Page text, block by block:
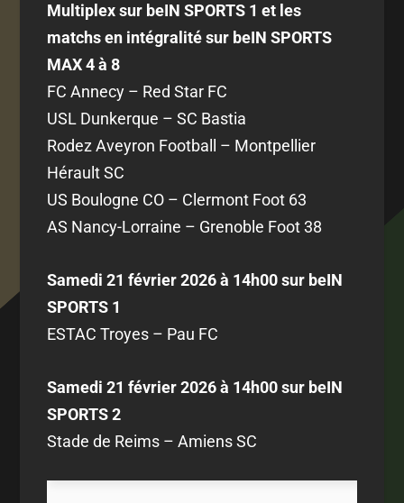
Multiplex sur beIN SPORTS 1 et les
matchs en intégralité sur beIN SPORTS
MAX 4 à 8
FC Annecy – Red Star FC
USL Dunkerque – SC Bastia
Rodez Aveyron Football – Montpellier
Hérault SC
US Boulogne CO – Clermont Foot 63
AS Nancy-Lorraine – Grenoble Foot 38
Samedi 21 février 2026 à 14h00 sur beIN
SPORTS 1
ESTAC Troyes – Pau FC
Samedi 21 février 2026 à 14h00 sur beIN
SPORTS 2
Stade de Reims – Amiens SC